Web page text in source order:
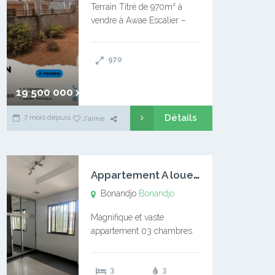
19 500 000 xaf
Terrain Titré de 970m² à
vendre à Awae Escalier –
l’Université Catholique –
970
7 mois depuis J'aime Détails
A
ppartement A louer Bonandjo
Bonandjo Bonandjo
Magnifique et vaste
appartement 03 chambres
douches 01 vaste salon 01
3
3